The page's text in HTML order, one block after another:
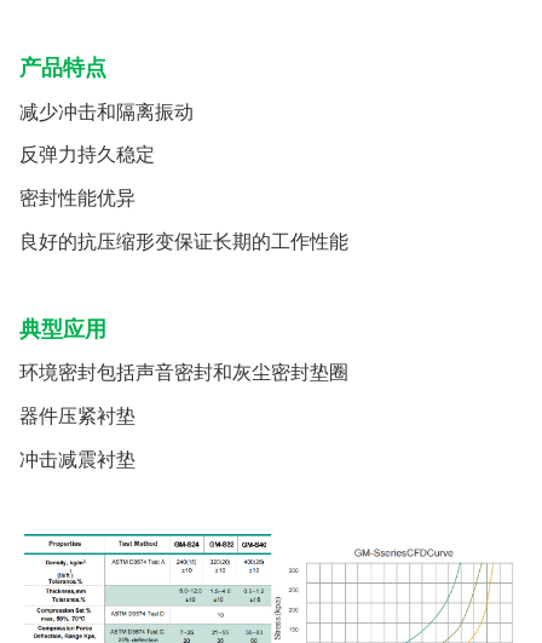
产品特点
减少冲击和隔离振动
反弹力持久稳定
密封性能优异
良好的抗压缩形变保证长期的工作性能
典型应用
环境密封包括声音密封和灰尘密封垫圈
器件压紧衬垫
冲击减震衬垫